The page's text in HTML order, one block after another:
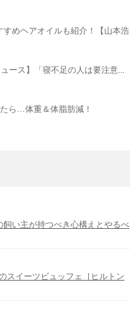
めヘアオイルも紹介！【山本浩
ース】「寝不足の人は要注意...
ら…体重＆体脂肪減！
い主が持つべき心構えとやるべ
スイーツビュッフェ［ヒルトン